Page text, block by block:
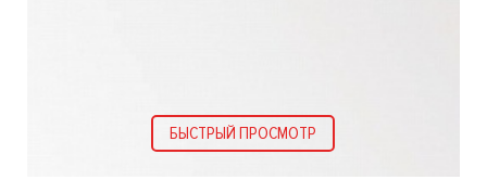
БЫСТРЫЙ ПРОСМОТР